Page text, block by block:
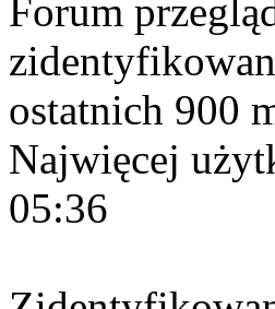
Forum
ostatnich 900
Najwięcej
05:36